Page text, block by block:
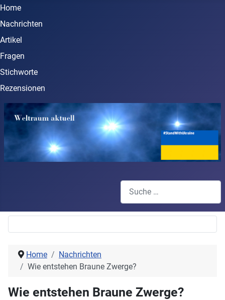
Home
Nachrichten
Artikel
Fragen
Stichworte
Rezensionen
Home
Nachrichten
Wie entstehen Braune Zwerge?
Wie entstehen Braune Zwerge?